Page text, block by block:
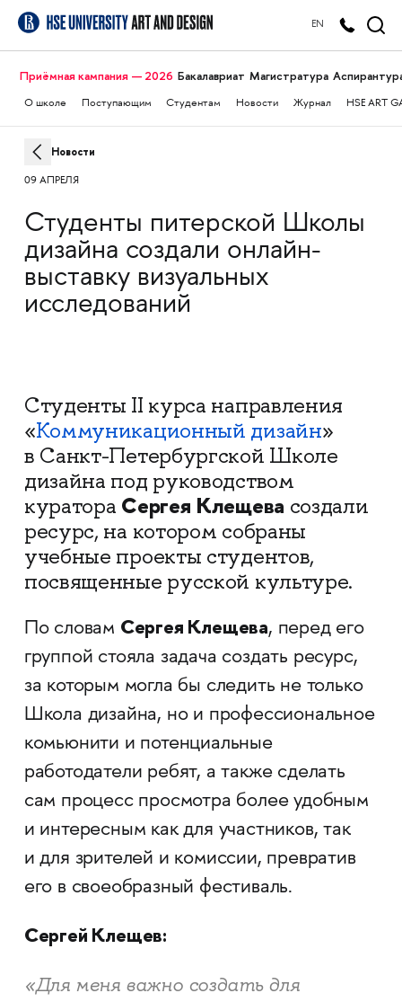
EN
Приёмная кампания — 2026 Бакалавриат Магистратура
О школе Поступающим Студентам Новости Журнал HSE ART
Новости
09 АПРЕЛЯ
Студенты питерской Школы
дизайна создали онлайн-
выставку визуальных
исследований
Студенты II курса направления
«Коммуникационный дизайн»
в Санкт-Петербургской Школе
дизайна под руководством
куратора Сергея Клещева создали
ресурс, на котором собраны
учебные проекты студентов,
посвященные русской культуре.
По словам Сергея Клещева, перед его
группой стояла задача создать ресурс,
за которым могла бы следить не только
Школа дизайна, но и профессиональное
комьюнити и потенциальные
работодатели ребят, а также сделать
сам процесс просмотра более удобным
и интересным как для участников, так
и для зрителей и комиссии, превратив
его в своеобразный фестиваль.
Сергей Клещев:
«Для меня важно создать для